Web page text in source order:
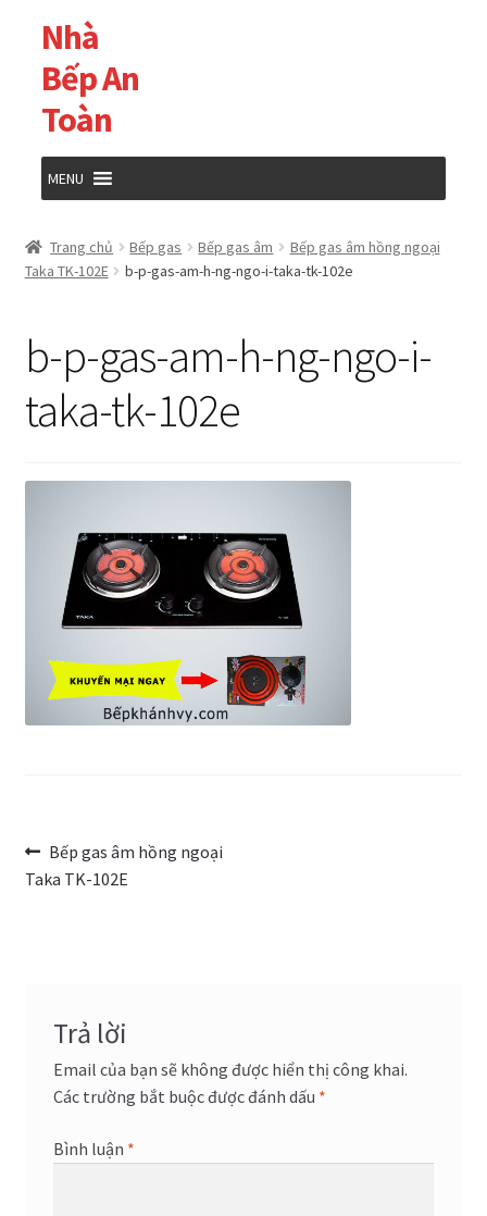
Đi
đến
Điều
hướng
Chuyển
đến
nội
dung
Nhà
Bếp An
Toàn
MENU
Giỏ hàng
Tài khoản của tôi
Trang chủ Bếp gas Bếp gas âm
Bếp gas âm hồng ngoại
Taka TK-102E
b-p-gas-am-h-ng-ngo-i-taka-tk-102e
b-p-gas-am-h-ng-ngo-i-
taka-tk-102e
Điều
hướng
Bài
trước:
Bếp gas âm hồng ngoại
Taka TK-102E
Trả lời
Email của bạn sẽ không được hiển thị công khai.
Các trường bắt buộc được đánh dấu *
Bình luận *